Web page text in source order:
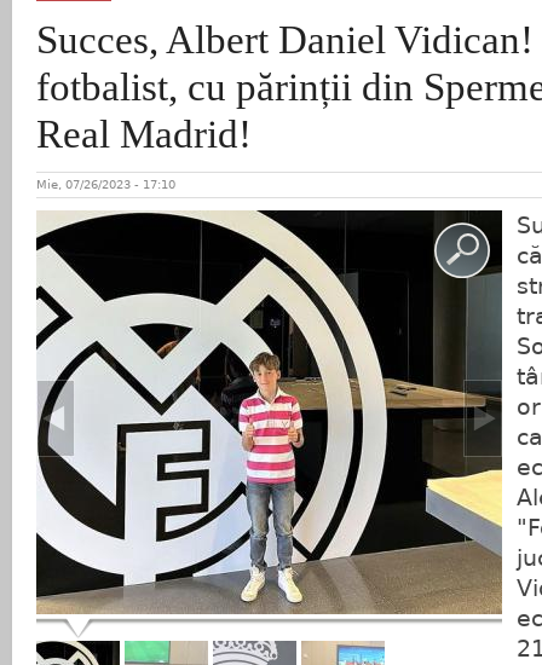
Succes, Albert Daniel
fotbalist, cu părinții din
Real Madrid!
Mie, 07/26/2023 - 17:10